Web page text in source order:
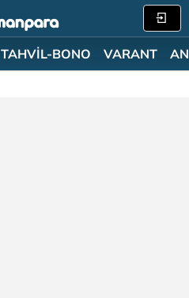
TAHVİL-BONO VARANT